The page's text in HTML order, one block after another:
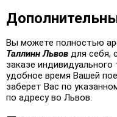
Вы можете полностью
Таллинн Львов для себя,
заказе
удобное время Вашей
заберет Вас по
по адресу во Львов.